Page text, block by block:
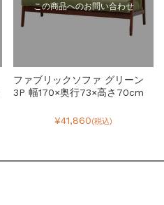
この商品へのお問い合わせ
ファブリックソファ グリーン
3P 幅170×奥行73×高さ70cm
¥41,860(税込)